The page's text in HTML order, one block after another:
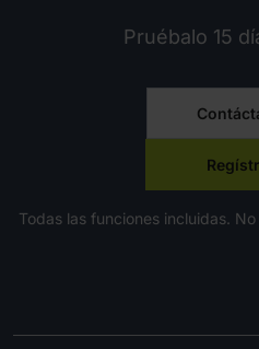
Pruébalo 15
Todas las funciones incluidas.